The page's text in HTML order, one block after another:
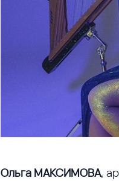
Ольга МАКСИМОВА,